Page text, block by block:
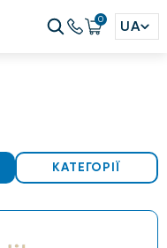
0 UA
КАТЕГОРІЇ